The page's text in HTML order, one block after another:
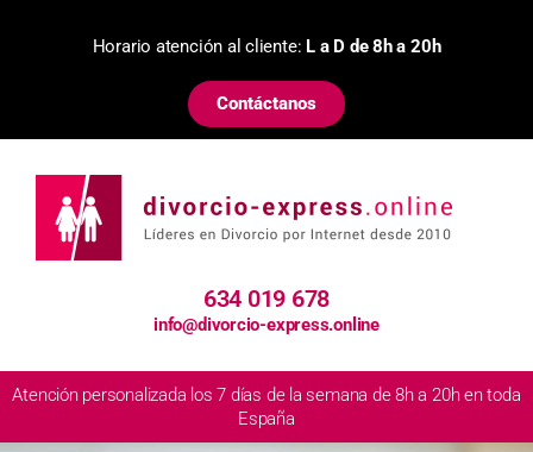
Horario atención al cliente: L a D de 8h a 20h
Contáctanos
634 019 678
info@divorcio-express.online
Atención personalizada los 7 días de la semana de 8h a 20h en toda
España